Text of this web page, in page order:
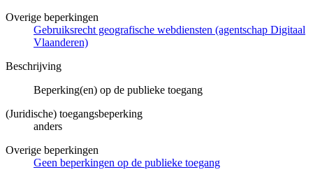
Overige beperkingen
Gebruiksrecht geografische webdiensten (agentschap Digitaal
Vlaanderen)
Beschrijving
Beperking(en) op de publieke toegang
(Juridische) toegangsbeperking
anders
Overige beperkingen
Geen beperkingen op de publieke toegang